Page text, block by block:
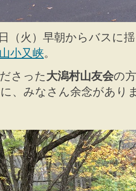
（火）早朝からバスに
小又峡。
さった大潟村山友会の
、みなさん余念があり